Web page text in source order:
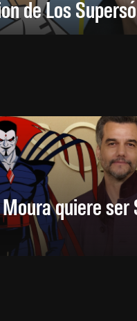
de Los
quiere ser